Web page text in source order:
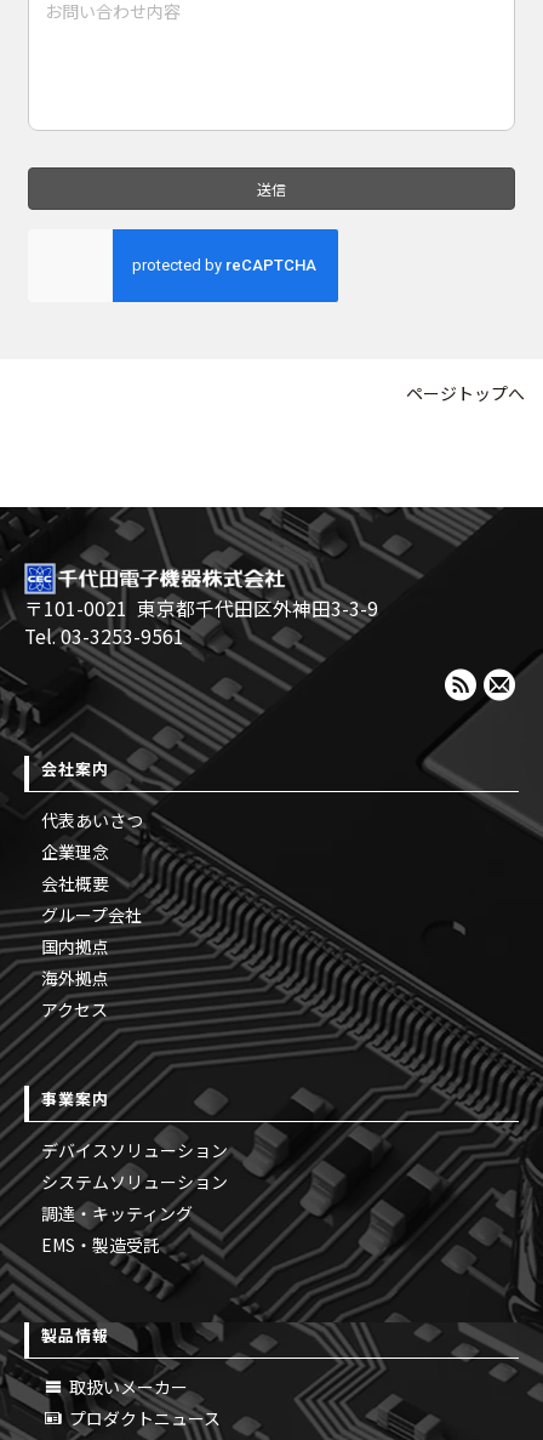
ページトップへ
〒101-0021 東京都千代田区外神田3-3-9
Tel. 03-3253-9561
会社案内
代表あいさつ
企業理念
会社概要
グループ会社
国内拠点
海外拠点
アクセス
事業案内
デバイスソリューション
システムソリューション
調達・キッティング
EMS・製造受託
製品情報
取扱いメーカー
プロダクトニュース